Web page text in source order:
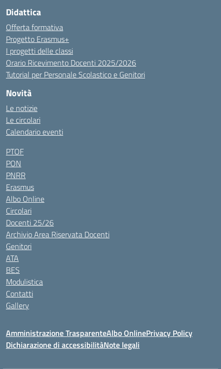
Didattica
Offerta formativa
Progetto Erasmus+
I progetti delle classi
Orario Ricevimento Docenti 2025/2026
Tutorial per Personale Scolastico e Genitori
Novità
Le notizie
Le circolari
Calendario eventi
PTOF
PON
PNRR
Erasmus
Albo Online
Circolari
Docenti 25/26
Archivio Area Riservata Docenti
Genitori
ATA
BES
Modulistica
Contatti
Gallery
Amministrazione TrasparenteAlbo OnlinePrivacy Policy
Dichiarazione di accessibilitàNote legali